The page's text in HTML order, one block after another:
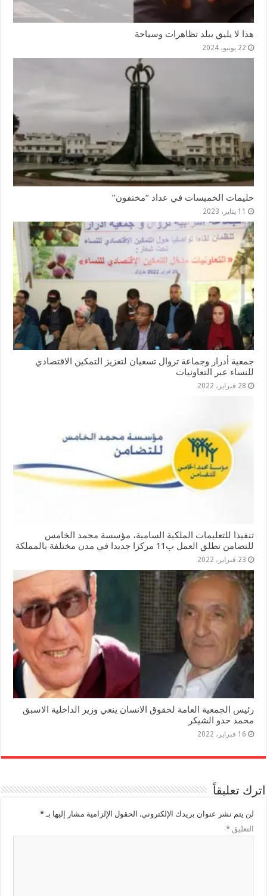
هذا لا يليق ببلد تظاهرات وسياحة
22 يونيو، 2024
حليمات الخميسات في عداد “مختفون”
11 يناير، 2023
جمعية أدرار وجماعة تروال تسعيان لتعزيز التمكين الاقتصادي
للنساء عبر التعاونيات
28 فبراير، 2022
تنفيذا للتعليمات الملكية السامية، مؤسسة محمد الخامس
للتضامن تطلق العمل ب11 مركزا جديدا في مدن مختلفة بالمملكة
23 فبراير، 2022
رئيس الجمعية العامة لحقوق الانسان ينعي وزير الداخلية الاسبق
محمد حدو الشيكر
16 فبراير، 2022
اترك تعليقاً
لن يتم نشر عنوان بريدك الإلكتروني. الحقول الإلزامية مشار إليها بـ*
التعليق*